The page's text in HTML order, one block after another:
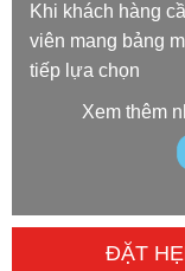
Khi khách hàng
viên mang bảng
tiếp lựa chọn
Xem thêm
ĐẶT